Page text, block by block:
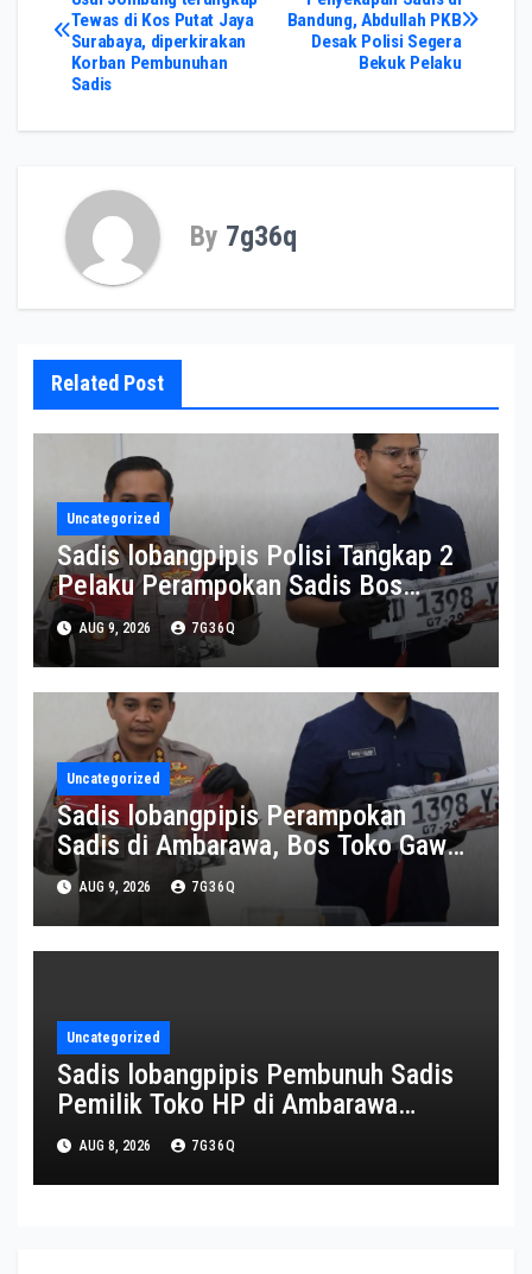
navigation
Bandung, Abdullah PKB
Desak Polisi Segera
Bekuk Pelaku
Tewas di Kos Putat Jaya
Surabaya, diperkirakan
Korban Pembunuhan
Sadis
By 7g36q
Related Post
Uncategorized
Sadis lobangpipis Polisi Tangkap 2
Pelaku Perampokan Sadis Bos
Konter HP di Ambarawa
AUG 9, 2026 7G36Q
Uncategorized
Sadis lobangpipis Perampokan
Sadis di Ambarawa, Bos Toko Gawai
Tewas Dihantam Martil
AUG 9, 2026 7G36Q
Uncategorized
Sadis lobangpipis Pembunuh Sadis
Pemilik Toko HP di Ambarawa
diamankan
AUG 8, 2026 7G36Q